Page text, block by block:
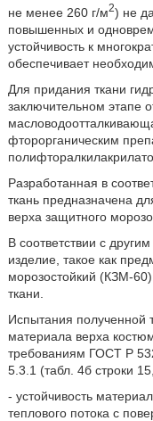
не менее 260 г/м2) не
повышенных и
устойчивость к
обеспечивает
Для придания ткани
заключительном этапе
фторорганическим
Разработанная в
ткань предназначена
верха защитного
В соответствии с
изделие, такое как
морозостойкий (КЗМ-
ткани.
Испытания полученной
материала верха
требованиям ГОСТ Р
5.3.1 (табл. 4б строки
- устойчивость
теплового потока с